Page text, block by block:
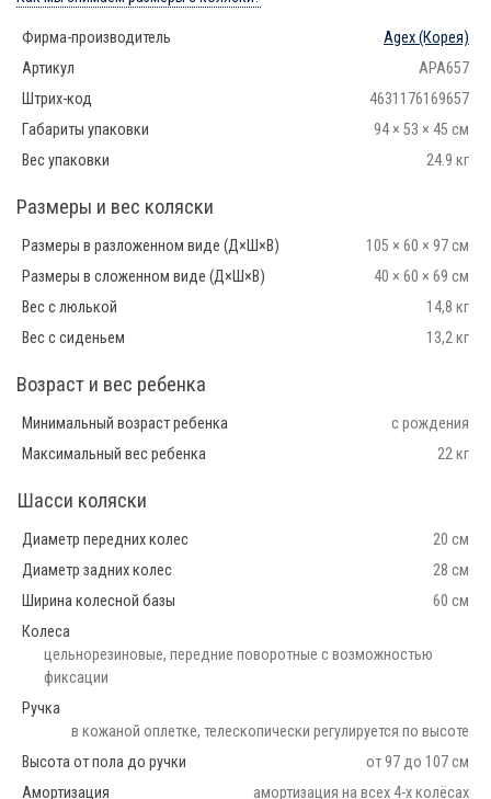
Фирма-производитель Agex(Корея)
Артикул
APA657
Штрих-код
4631176169657
Габариты упаковки
94 × 53 × 45 см
Вес упаковки
24.9 кг
Размеры и вес коляски
Размеры в разложенном виде (Д×Ш×В)
105 × 60 × 97 см
Размеры в сложенном виде (Д×Ш×В)
40 × 60 × 69 см
Вес с люлькой
14,8 кг
Вес с сиденьем
13,2 кг
Возраст и вес ребенка
Минимальный возраст ребенка
с рождения
Максимальный вес ребенка
22 кг
Шасси коляски
Диаметр передних колес
20 см
Диаметр задних колес
28 см
Ширина колесной базы
60 см
Колеса
цельнорезиновые, передние поворотные с возможностью
фиксации
Ручка
в кожаной оплетке, телескопически регулируется по высоте
Высота от пола до ручки
от 97 до 107 см
Амортизация
амортизация на всех 4-х колёсах